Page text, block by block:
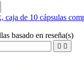
caja de 10 cápsulas
basado en reseña(s)
 